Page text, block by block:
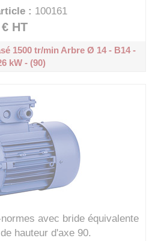
: 100161
HT
1500 tr/minArbre Ø 14 - B14 -
kW - (90)
avec bride équivalente
hauteur d'axe 90.